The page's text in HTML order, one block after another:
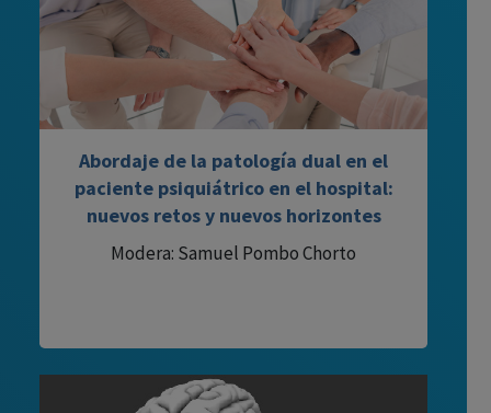
Abordaje de la patología dual en el
paciente psiquiátrico en el hospital:
nuevos retos y nuevos horizontes
Modera: Samuel Pombo Chorto